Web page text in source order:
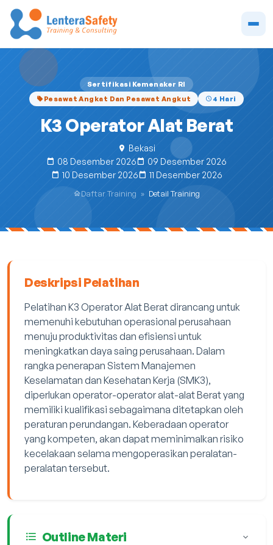
Sertifikasi Kemenaker RI
Pesawat Angkat Dan Pesawat Angkut
4 Hari
K3 Operator Alat Berat
Bekasi
08 Desember 2026
09 Desember 2026
10 Desember 2026
11 Desember 2026
Daftar Training » Detail Training
Deskripsi Pelatihan
Pelatihan K3 Operator Alat Berat dirancang untuk
memenuhi kebutuhan operasional perusahaan
menuju produktivitas dan efisiensi untuk
meningkatkan daya saing perusahaan. Dalam
rangka penerapan Sistem Manajemen
Keselamatan dan Kesehatan Kerja (SMK3),
diperlukan operator-operator alat-alat Berat yang
memiliki kualifikasi sebagaimana ditetapkan oleh
peraturan perundangan. Keberadaan operator
yang kompeten, akan dapat meminimalkan risiko
kecelakaan selama mengoperasikan peralatan-
peralatan tersebut.
Outline Materi